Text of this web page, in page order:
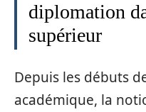
diplomation
supérieur
Depuis les débuts
académique, la